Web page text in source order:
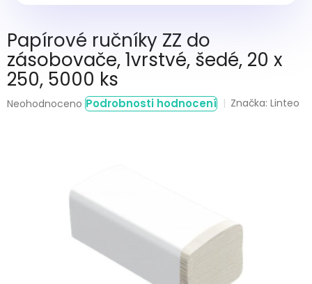
Papírové ručníky ZZ do
zásobovače, 1vrstvé, šedé, 20 x
250, 5000 ks
Průměrné
Neohodnoceno Podrobnosti hodnocení Značka:Linteo